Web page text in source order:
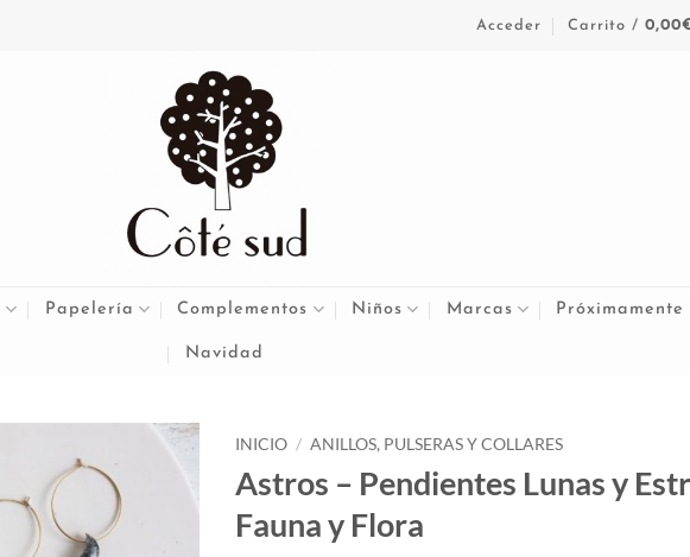
Acceder Carrito /0,00
Papelería Complementos Niños Marcas Próximamente
Navidad
INICIO / ANILLOS, PULSERAS Y COLLARES
Astros – Pendientes Lunas y
Fauna y Flora